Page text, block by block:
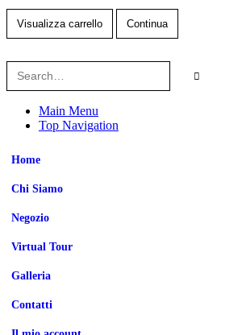
Visualizza carrello Continua
Main Menu
Top Navigation
Home
Chi Siamo
Negozio
Virtual Tour
Galleria
Contatti